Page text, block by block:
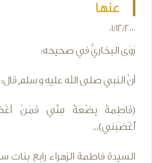
عنها
01/12/2000
رَوَى البخاريُّ في صحيحه:
أنَّ النبي صلى الله عليه و سلم قال:
(فَاطِمةُ بِضْعَةٌ مِنِّي فَمَنْ
أْغْضَبَني)...
السيدة فاطمة الزهراء رابع بنات